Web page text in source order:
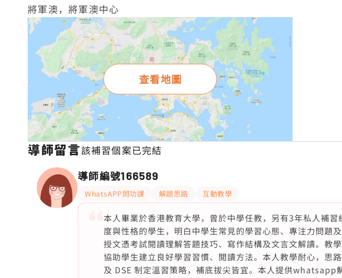
將軍澳，將軍澳中心
查看地圖
導師留言該補習個案已完結
導師編號166589
WhatsAPP問功課 解題思路 互動教學
本人畢業於香港教育大學，曾於中學任教，另有3年私人補
度與性格的學生，明白中學生常見的學習心態、專注力問題
授文憑考試閱讀理解答題技巧、寫作結構及文言文解讀。教
協助學生建立良好學習習慣、閲讀方法。本人教學耐心，思
及 DSE 制定溫習策略，補底拔尖皆宜。本人提供whatsapp